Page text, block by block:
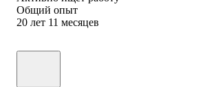
Общий опыт
20 лет 11 месяцев